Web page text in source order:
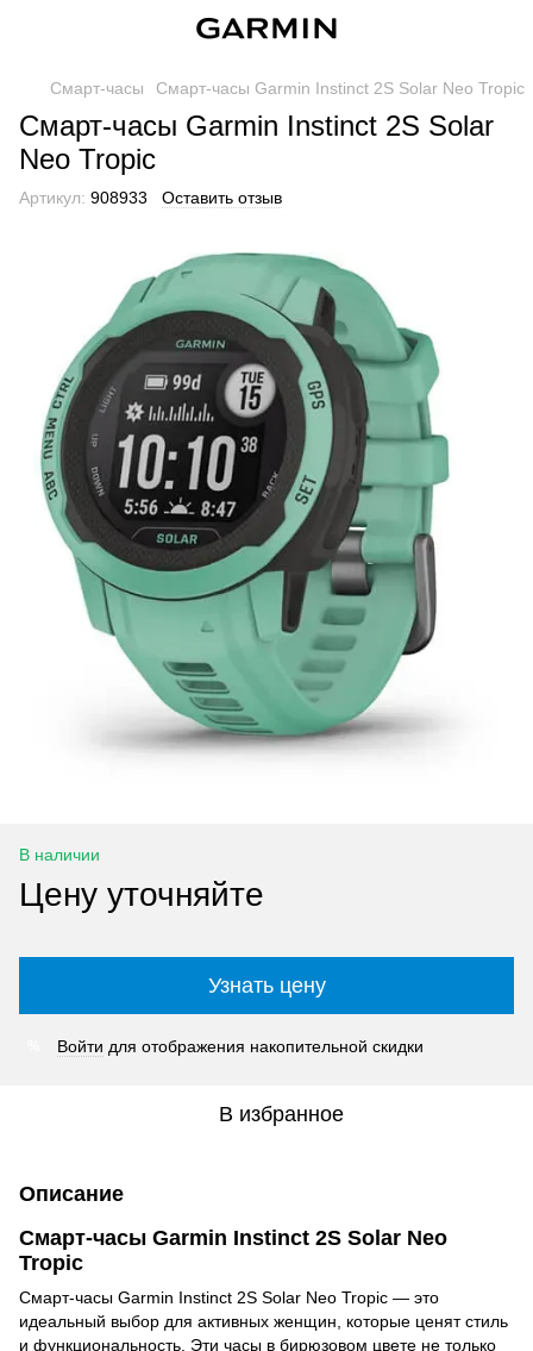
Смарт-часы Смарт-часы Garmin Instinct 2S Solar Neo Tropic
Смарт-часы Garmin Instinct 2S Solar
Neo Tropic
Артикул: 908933 Оставить отзыв
В наличии
Цену уточняйте
Узнать цену
Войти для отображения накопительной скидки
В избранное
Описание
Смарт-часы Garmin Instinct 2S Solar Neo
Tropic
Смарт-часы Garmin Instinct 2S Solar Neo Tropic — это
идеальный выбор для активных женщин, которые ценят стиль
и функциональность. Эти часы в бирюзовом цвете не только